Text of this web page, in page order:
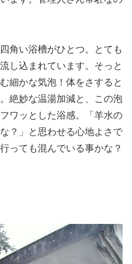
角い浴槽がひとつ。とても
し込まれています。そっと
細かな気泡！体をさすると
絶妙な温湯加減と、この泡
ワッとした浴感。「羊水の
？」と思わせる心地よさで
っても混んでいる事かな？